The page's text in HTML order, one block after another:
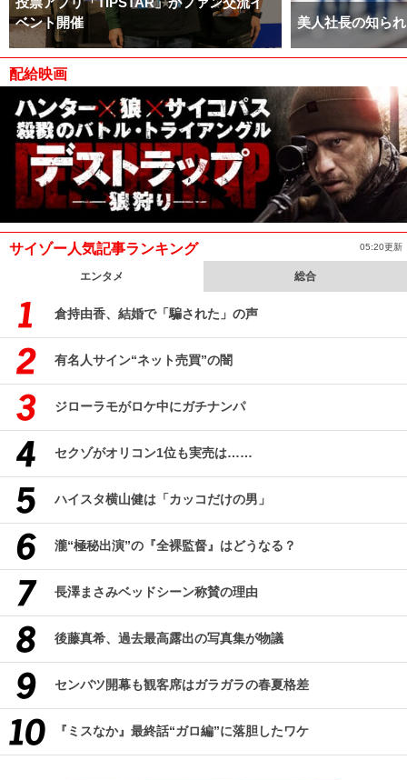
ベント開催
美人社長の知ら
配給映画
サイゾー人気記事ランキング 05:20更新
エンタメ 総合
倉持由香、結婚で「騙された」の声
有名人サイン“ネット売買”の闇
ジローラモがロケ中にガチナンパ
セクゾがオリコン1位も実売は……
ハイスタ横山健は「カッコだけの男」
瀧“極秘出演”の『全裸監督』はどうなる？
長澤まさみベッドシーン称賛の理由
後藤真希、過去最高露出の写真集が物議
センバツ開幕も観客席はガラガラの春夏格差
『ミスなか』最終話“ガロ編”に落胆したワケ